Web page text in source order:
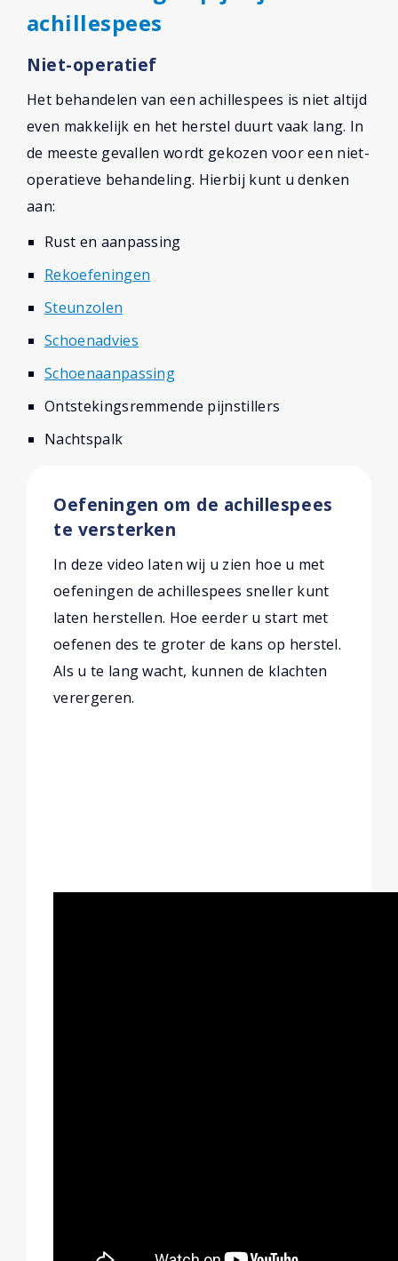
achillespees
Niet-operatief
Het behandelen van een achillespees is niet altijd
even makkelijk en het herstel duurt vaak lang. In
de meeste gevallen wordt gekozen voor een niet-
operatieve behandeling. Hierbij kunt u denken
aan:
Rust en aanpassing
Rekoefeningen
Steunzolen
Schoenadvies
Schoenaanpassing
Ontstekingsremmende pijnstillers
Nachtspalk
Oefeningen om de achillespees
te versterken
In deze video laten wij u zien hoe u met
oefeningen de achillespees sneller kunt
laten herstellen. Hoe eerder u start met
oefenen des te groter de kans op herstel.
Als u te lang wacht, kunnen de klachten
verergeren.